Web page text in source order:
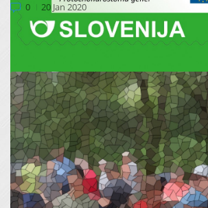
0 20 Jan 2020
Konec leta 2019 je izšla znamka
Namen znamke je poleg promocije